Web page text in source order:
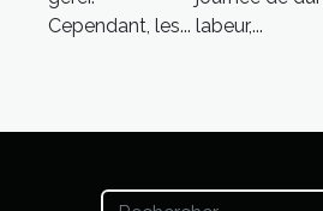
Cependant, les... labeur,...